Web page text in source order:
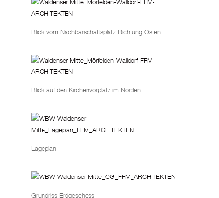
Blick vom Nachbarschaftsplatz Richtung Osten
Blick auf den Kirchenvorplatz im Norden
Lageplan
Grundriss Erdgeschoss